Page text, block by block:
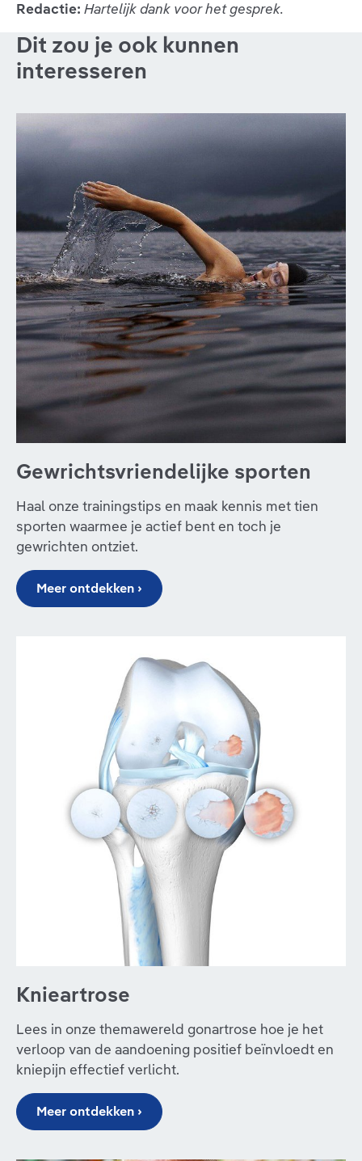
Redactie: Hartelijk dank voor het gesprek.
Dit zou je ook kunnen
interesseren
Gewrichtsvriendelijke sporten
Haal onze trainingstips en maak kennis met tien
sporten waarmee je actief bent en toch je
gewrichten ontziet.
Meer ontdekken ›
Knieartrose
Lees in onze themawereld gonartrose hoe je het
verloop van de aandoening positief beïnvloedt en
kniepijn effectief verlicht.
Meer ontdekken ›